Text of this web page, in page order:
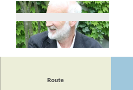
Route
Der Schriftsteller Günter de Bruyn,